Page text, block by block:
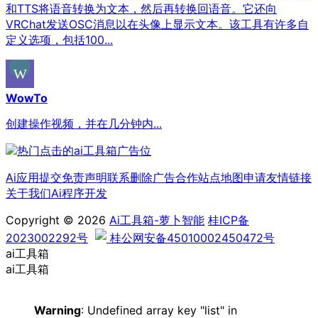
和TTS将语音转换为文本，然后再转换回语音。它还向
VRChat发送OSC消息以在头像上显示文本。该工具有许多自
定义选项，包括100...
WowTo
创建操作视频，并在几分钟内...
Ai应用提交免责声明联系删除广告合作站点地图申请友情链接
关于我们Ai程序开发
Copyright © 2026 Ai工具箱-萝卜智能 桂ICP备
2023002292号
桂公网安备45010002450472号
ai工具箱
ai工具箱
Warning: Undefined array key "list" in